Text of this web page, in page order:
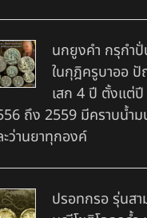
นกยูงคำ กรุกำ
ในกุฎิครูบาออ
เสก 4 ปี ตั้งแต่ปี
ถึง 2559 มีคราบน้ำ
ะว่านยาทุกองค์
ปรอทกรอ รุ่นส